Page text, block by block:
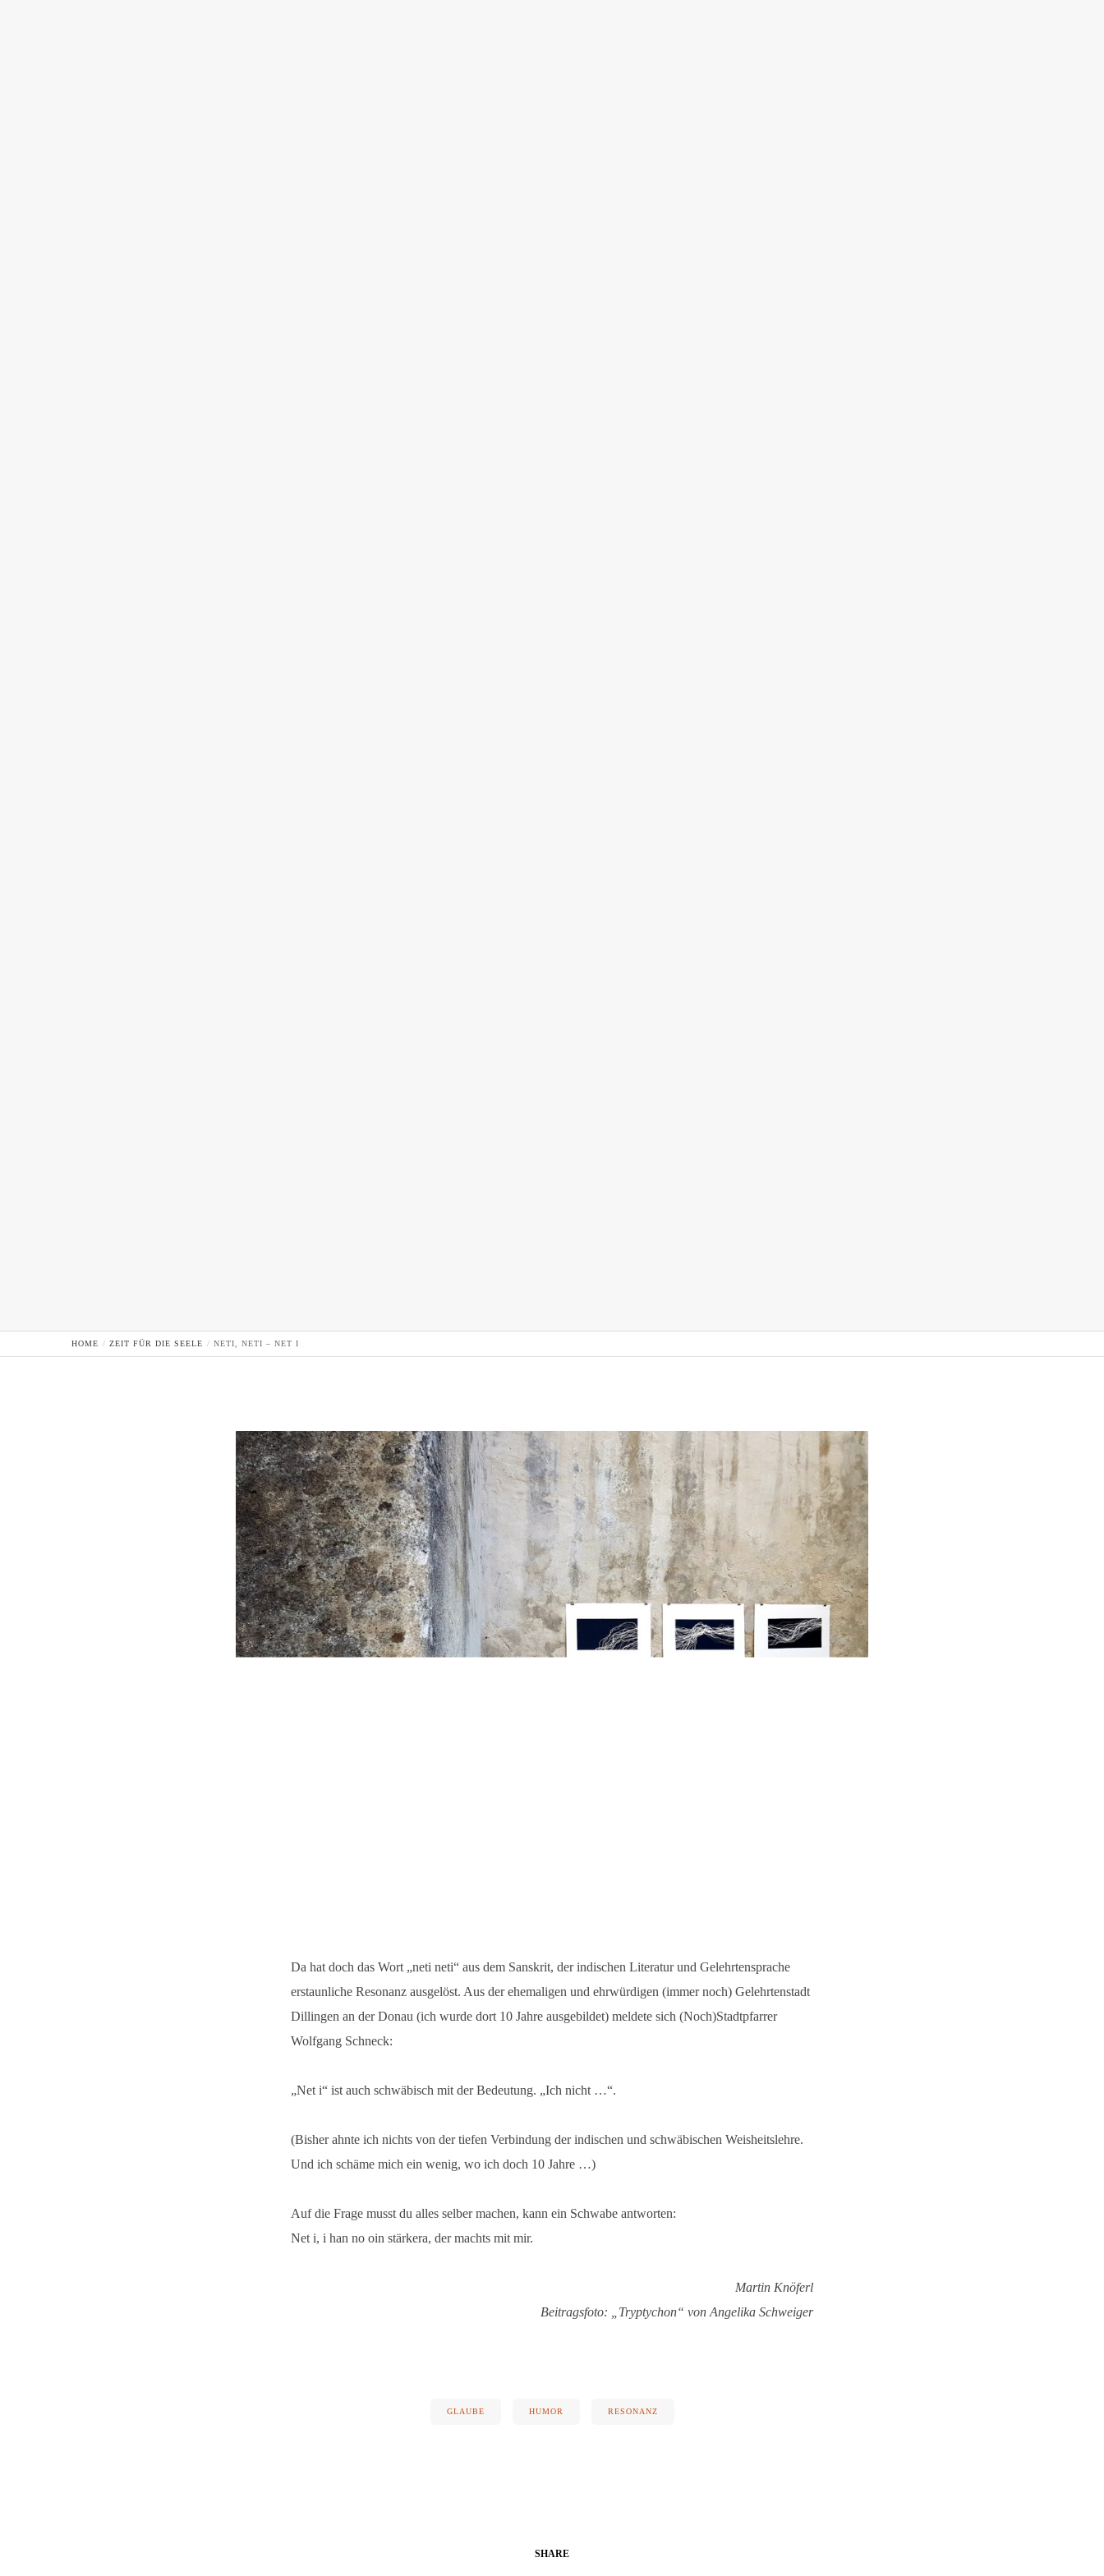
HOME ZEIT FÜR DIE SEELE NETI, NETI – NET I
Da hat doch das Wort „neti neti“ aus dem Sanskrit, der indischen Literatur und Gelehrtensprache
erstaunliche Resonanz ausgelöst. Aus der ehemaligen und ehrwürdigen (immer noch) Gelehrtenstadt
Dillingen an der Donau (ich wurde dort 10 Jahre ausgebildet) meldete sich (Noch)Stadtpfarrer
Wolfgang Schneck:
„Net i“ ist auch schwäbisch mit der Bedeutung. „Ich nicht …“.
(Bisher ahnte ich nichts von der tiefen Verbindung der indischen und schwäbischen Weisheitslehre.
Und ich schäme mich ein wenig, wo ich doch 10 Jahre …)
Auf die Frage musst du alles selber machen, kann ein Schwabe antworten:
Net i, i han no oin stärkera, der machts mit mir.
Martin Knöferl
Beitragsfoto: „Tryptychon“ von Angelika Schweiger
GLAUBE HUMOR RESONANZ
SHARE